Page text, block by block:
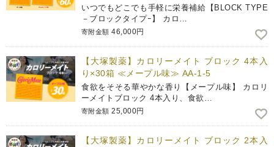
いつでもどこでも手軽に栄養補給【BLOCK TYPE
－ブロックタイプｰ】 カロ…
寄附金額 46,000円
【大塚製薬】カロリーメイト ブロック 4本入
り×30箱 ≪メープル味≫ AA-1-5
食欲をそそる華やかな香り【メープル味】 カロリ
ーメイトブロック 4本入り、食欲…
寄附金額 25,000円
【大塚製薬】カロリーメイト ブロック 2本入